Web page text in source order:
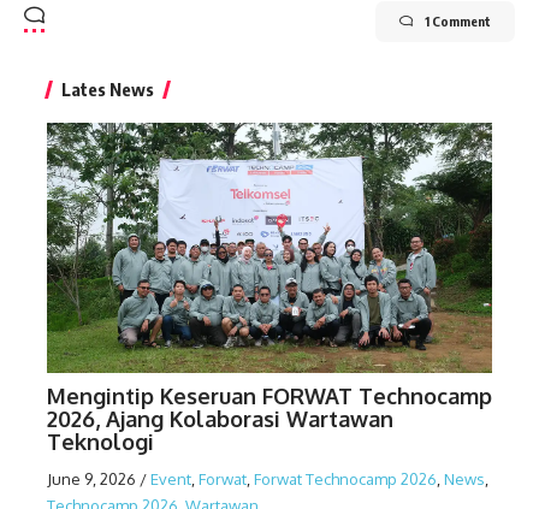
1 Comment
Lates News
Mengintip Keseruan FORWAT Technocamp
2026, Ajang Kolaborasi Wartawan
Teknologi
June 9, 2026 /Event,Forwat,Forwat Technocamp 2026,News,